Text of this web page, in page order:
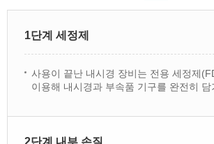
1단계 세정제
사용이 끝난 내시경 장비는 전용 세정제
이용해 내시경과 부속품 기구를 완전히 담
2단계 내부 손질